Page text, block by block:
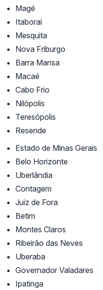
Magé
Itaboraí
Mesquita
Nova Friburgo
Barra Mansa
Macaé
Cabo Frio
Nilópolis
Teresópolis
Resende
Estado de Minas Gerais
Belo Horizonte
Uberlândia
Contagem
Juiz de Fora
Betim
Montes Claros
Ribeirão das Neves
Uberaba
Governador Valadares
Ipatinga